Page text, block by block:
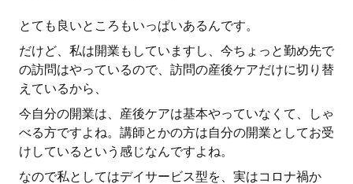
とても良いところもいっぱいあるんです。
だけど、私は開業もしていますし、今ちょっと勤め先で
の訪問はやっているので、訪問の産後ケアだけに切り替
えているから、
今自分の開業は、産後ケアは基本やっていなくて、しゃ
べる方ですよね。講師とかの方は自分の開業としてお受
けしているという感じなんですよね。
なので私としてはデイサービス型を、実はコロナ禍か